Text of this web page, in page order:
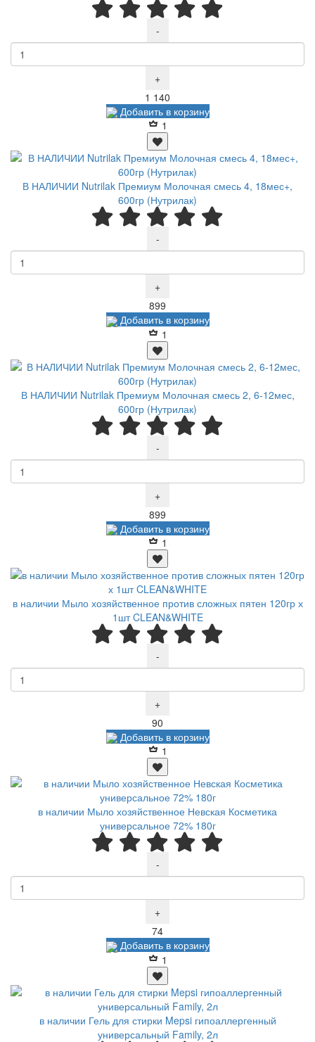
-
+
1 140
Добавить в корзину
1
В НАЛИЧИИ Nutrilak Премиум Молочная смесь 4, 18мес+,
600гр (Нутрилак)
-
+
899
Добавить в корзину
1
В НАЛИЧИИ Nutrilak Премиум Молочная смесь 2, 6-12мес,
600гр (Нутрилак)
-
+
899
Добавить в корзину
1
в наличии Мыло хозяйственное против сложных пятен 120гр х
1шт CLEAN&WHITE
-
+
90
Добавить в корзину
1
в наличии Мыло хозяйственное Невская Косметика
универсальное 72% 180г
-
+
74Р
Добавить в корзину
1
в наличии Гель для стирки Mepsi гипоаллергенный
универсальный Family, 2л